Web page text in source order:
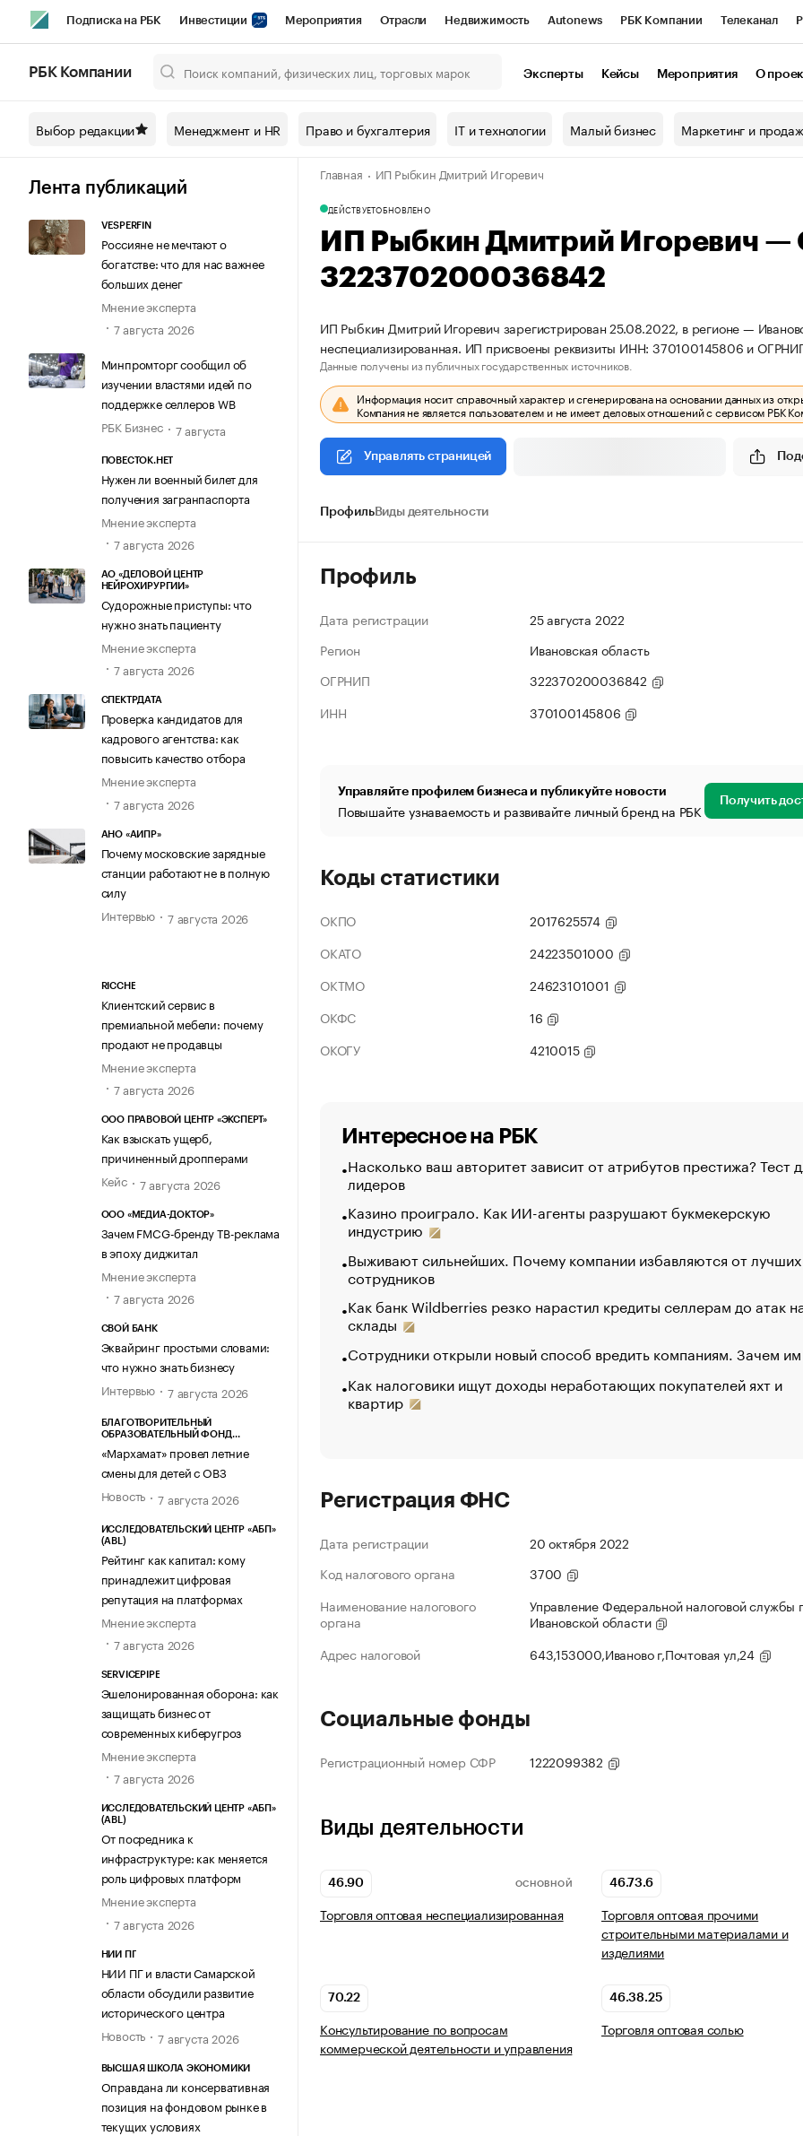
Подписка на РБК Инвестиции Мероприятия Отрасли Недвижимость Autonews РБК Компании Телеканал
Спецпроекты СПб Конференции СПб Спецпроекты Проверка контрагентов
Технологии и медиа Рынок наличной валюты
РБК Компании Эксперты Кейсы Мероприятия О
Выбор редакции Менеджмент и HR Право и бухгалтерия IT и технологии Малый бизнес Маркетинг и
Лента публикаций
VESPERFIN
Россияне не мечтают о
богатстве: что для нас важнее
больших денег
Мнение эксперта
7 августа 2026
Минпромторг сообщил об
изучении властями идей по
поддержке селлеров WB
РБК Бизнес
7 августа
ПОВЕСТОК.НЕТ
Нужен ли военный билет для
получения загранпаспорта
Мнение эксперта
7 августа 2026
АО «ДЕЛОВОЙ ЦЕНТР
НЕЙРОХИРУРГИИ»
Судорожные приступы: что
нужно знать пациенту
Мнение эксперта
7 августа 2026
СПЕКТРДАТА
Проверка кандидатов для
кадрового агентства: как
повысить качество отбора
Мнение эксперта
7 августа 2026
АНО «АИПР»
Почему московские зарядные
станции работают не в полную
силу
Интервью
7 августа 2026
RICCHE
Клиентский сервис в
премиальной мебели: почему
продают не продавцы
Мнение эксперта
7 августа 2026
ООО ПРАВОВОЙ ЦЕНТР «ЭКСПЕРТ»
Как взыскать ущерб,
причиненный дропперами
Кейс
7 августа 2026
ООО «МЕДИА-ДОКТОР»
Зачем FMCG-бренду ТВ-реклама
в эпоху диджитал
Мнение эксперта
7 августа 2026
СВОЙ БАНК
Эквайринг простыми словами:
что нужно знать бизнесу
Интервью
7 августа 2026
БЛАГОТВОРИТЕЛЬНЫЙ
ОБРАЗОВАТЕЛЬНЫЙ ФОНД
«Мархамат» провел летние
смены для детей с ОВЗ
Новость
7 августа 2026
ИССЛЕДОВАТЕЛЬСКИЙ ЦЕНТР «АБП»
(ABL)
Рейтинг как капитал: кому
принадлежит цифровая
репутация на платформах
Мнение эксперта
7 августа 2026
SERVICEPIPE
Эшелонированная оборона: как
защищать бизнес от
современных киберугроз
Мнение эксперта
7 августа 2026
ИССЛЕДОВАТЕЛЬСКИЙ ЦЕНТР «АБП»
(ABL)
От посредника к
инфраструктуре: как меняется
роль цифровых платформ
Мнение эксперта
7 августа 2026
НИИ ПГ
НИИ ПГ и власти Самарской
области обсудили развитие
исторического центра
Новость
7 августа 2026
ВЫСШАЯ ШКОЛА ЭКОНОМИКИ
Оправдана ли консервативная
позиция на фондовом рынке в
текущих условиях
Главная ИП Рыбкин Дмитрий Игоревич
ДЕЙСТВУЕТОБНОВЛЕНО
ИП Рыбкин Дмитрий Игоревич
322370200036842
ИП Рыбкин Дмитрий Игоревич зарегистрирован 25.08.2022, в регионе —
неспециализированная. ИП присвоены реквизиты ИНН: 370100145806 и
Данные получены из публичных государственных источников.
Информация носит справочный характер и сгенерирована на основании данных из
Компания не является пользователем и не имеет деловых отношений с сервисом РБК
Управлять страницей
ПрофильВиды деятельности
Профиль
Дата регистрации
25 августа 2022
Регион
Ивановская область
ОГРНИП
322370200036842
ИНН
370100145806
Управляйте профилем бизнеса и публикуйте новости
Повышайте узнаваемость и развивайте личный бренд на РБК Получить
Коды статистики
ОКПО
2017625574
ОКАТО
24223501000
ОКТМО
24623101001
ОКФС
16
ОКОГУ
4210015
Интересное на РБК
Насколько ваш авторитет зависит от атрибутов престижа? Тест
лидеров
Казино проиграло. Как ИИ-агенты разрушают букмекерскую
индустрию
Выживают сильнейших. Почему компании избавляются от лучших
сотрудников
Как банк Wildberries резко нарастил кредиты селлерам до атак
склады
Сотрудники открыли новый способ вредить компаниям. Зачем
Как налоговики ищут доходы неработающих покупателей яхт и
квартир
Регистрация ФНС
Дата регистрации
20 октября 2022
Код налогового органа
3700
Наименование налогового
органа
Управление Федеральной налоговой службы
Ивановской области
Адрес налоговой
643,153000,Иваново г,Почтовая ул,24
Социальные фонды
Регистрационный номер СФР 1222099382
Виды деятельности
46.90 ОСНОВНОЙ
Торговля оптовая неспециализированная
46.73.6
Торговля оптовая прочими
строительными материалами и
изделиями
70.22
Консультирование по вопросам
коммерческой деятельности и управления
46.38.25
Торговля оптовая солью